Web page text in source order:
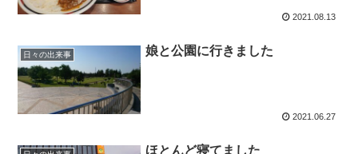
2021.08.13
日々の出来事 娘と公園に行きました
2021.06.27
ほとんど寝てました